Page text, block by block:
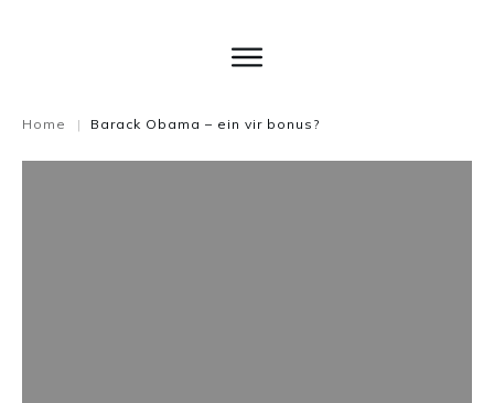
Home | Barack Obama – ein vir bonus?